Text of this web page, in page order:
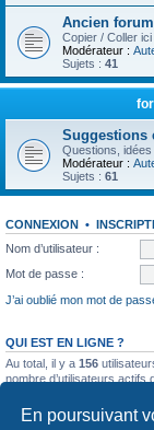
En poursuivant
Ancien forum
Copier / Coller
Modérateur :
Sujets : 41
Suggestions
Questions,
Modérateur :
Sujets : 61
CONNEXION •
Nom d’utilisateur :
Mot de passe :
J’ai oublié mon mot de
QUI EST EN LIGNE ?
Au total, il y a 156
nombre d’utilisateurs actifs
0:07